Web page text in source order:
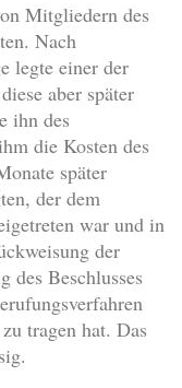
Mitgliedern des
Nach
legte einer der
aber später
ihn des
die Kosten des
später
der dem
war und in
der
des Beschlusses
tragen hat. Das